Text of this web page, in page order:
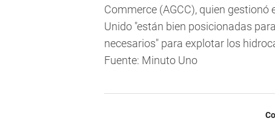
Commerce (AGCC), quien gestionó
Unido "están bien posicionadas
necesarios" para explotar los
Fuente: Minuto Uno